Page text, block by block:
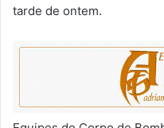
tarde de ontem.